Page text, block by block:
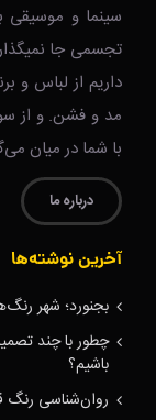
سینما و موسیقی
تجسمی جا
داریم از لباس و
مد و فشن. و از
با شما در میان
درباره ما
آخرین نوشته‌ها
بجنورد؛ شهر
چطور با چند
باشیم؟
روان‌شناسی رنگ